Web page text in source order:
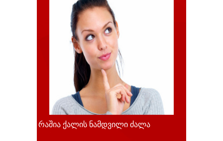
რაშია ქალის ნამდვილი ძალა